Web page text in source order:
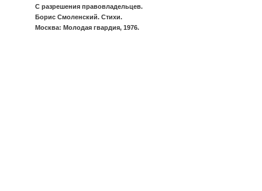
С разрешения правовладельцев.
Борис Смоленский. Стихи.
Москва: Молодая гвардия, 1976.